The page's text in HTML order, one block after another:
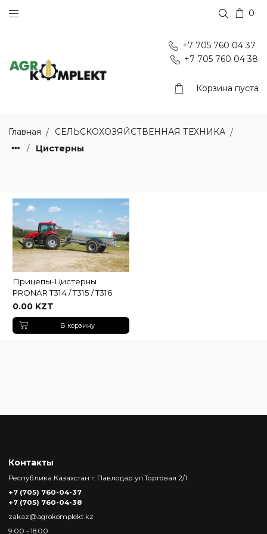
0
+7 705 760 04 37
+7 705 760 04 38
Корзина пуста
Главная
СЕЛЬСКОХОЗЯЙСТВЕННАЯ ТЕХНИКА
Цистерны
Прицепы-Цистерны
PRONAR T314 / T315 / T316
0.00 KZT
В корзину
Контакты
Республика Казахстан г. Павлодар ул.Торговая 2/1
+7 (705) 760-04-37
+7 (705) 760-04-38
zakaz@agrokomplekt.kz
9:00 - 18:00